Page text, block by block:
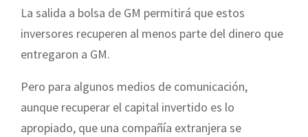
La salida a bolsa de GM permitirá que estos
inversores recuperen al menos parte del dinero que
entregaron a GM.
Pero para algunos medios de comunicación,
aunque recuperar el capital invertido es lo
apropiado, que una compañía extranjera se